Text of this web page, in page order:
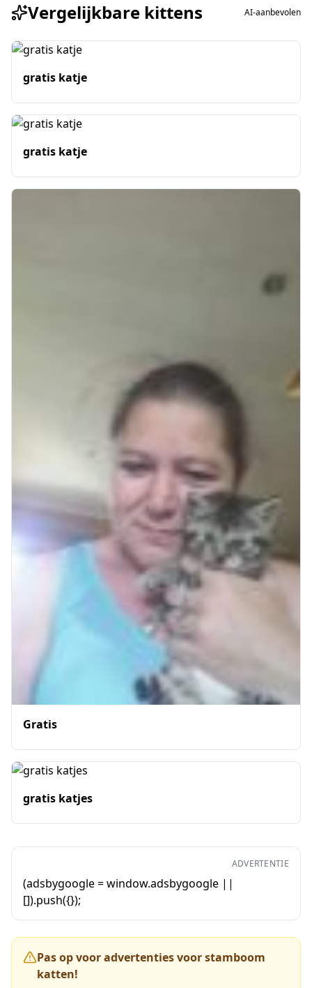
Vergelijkbare kittens AI-aanbevolen
gratis katje
gratis katje
Gratis
gratis katjes
ADVERTENTIE
(adsbygoogle = window.adsbygoogle ||
[]).push({});
Pas op voor advertenties voor stamboom
katten!